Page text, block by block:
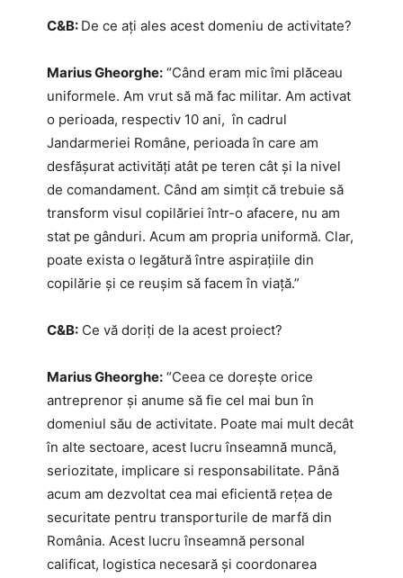
C&B: De ce ați ales acest domeniu de activitate?
Marius Gheorghe: “Când eram mic îmi plăceau
uniformele. Am vrut să mă fac militar. Am activat
o perioada, respectiv 10 ani, în cadrul
Jandarmeriei Române, perioada în care am
desfășurat activități atât pe teren cât și la nivel
de comandament. Când am simțit că trebuie să
transform visul copilăriei într-o afacere, nu am
stat pe gânduri. Acum am propria uniformă. Clar,
poate exista o legătură între aspirațiile din
copilărie și ce reușim să facem în viață.”
C&B: Ce vă doriți de la acest proiect?
Marius Gheorghe: “Ceea ce dorește orice
antreprenor și anume să fie cel mai bun în
domeniul său de activitate. Poate mai mult decât
în alte sectoare, acest lucru înseamnă muncă,
seriozitate, implicare si responsabilitate. Până
acum am dezvoltat cea mai eficientă rețea de
securitate pentru transporturile de marfă din
România. Acest lucru înseamnă personal
calificat, logistica necesară și coordonarea